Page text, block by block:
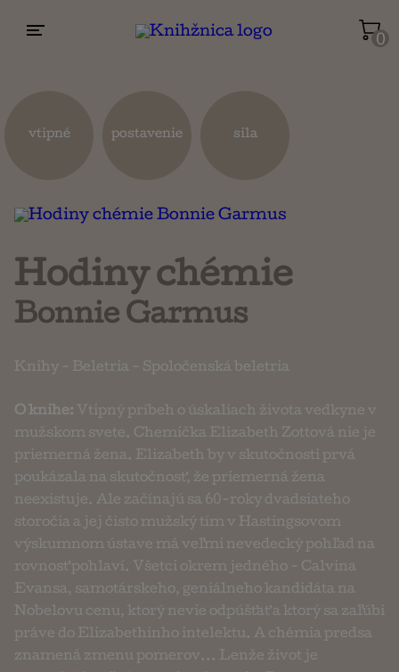
0
vtipné postavenie sila
Hodiny chémie
Bonnie Garmus
Knihy - Beletria - Spoločenská beletria
O knihe: Vtipný príbeh o úskaliach života vedkyne v
mužskom svete. Chemička Elizabeth Zottová nie je
priemerná žena. Elizabeth by v skutočnosti prvá
poukázala na skutočnosť, že priemerná žena
neexistuje. Ale začínajú sa 60-roky dvadsiateho
storočia a jej čisto mužský tím v Hastingsovom
výskumnom ústave má veľmi nevedecký pohľad na
rovnosť pohlaví. Všetci okrem jedného - Calvina
Evansa, samotárskeho, geniálneho kandidáta na
Nobelovu cenu, ktorý nevie odpúšťať a ktorý sa zaľúbi
práve do Elizabethinho intelektu. A chémia predsa
znamená zmenu pomerov... Lenže život je